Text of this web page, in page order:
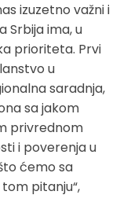
izuzetno važni i
Srbija ima, u
prioriteta. Prvi
u
saradnja,
sa jakom
privrednom
i poverenja u
ćemo sa
pitanju“,